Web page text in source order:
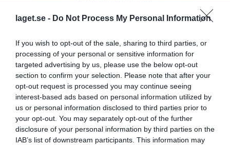
laget.se - Do Not Process My Personal Information
If you wish to opt-out of the sale, sharing to third parties, or
processing of your personal or sensitive information for
targeted advertising by us, please use the below opt-out
section to confirm your selection. Please note that after your
opt-out request is processed you may continue seeing
interest-based ads based on personal information utilized by
us or personal information disclosed to third parties prior to
your opt-out. You may separately opt-out of the further
disclosure of your personal information by third parties on the
IAB’s list of downstream participants. This information may
Senast uppladdade video